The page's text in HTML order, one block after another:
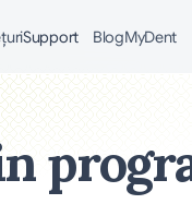
Support BlogMyDent